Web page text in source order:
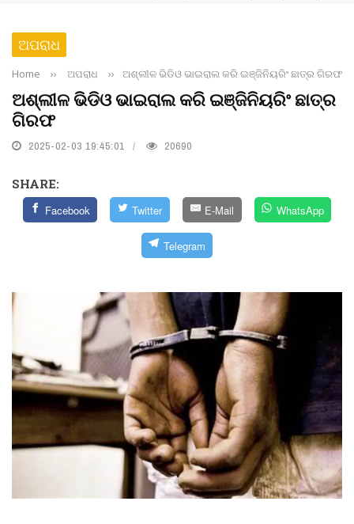
ଅପରାଧ
Home ›› ଅପରାଧ ›› ଅଶ୍ଲୀଳ ଭିଡିଓ ଭାଇରାଲ କରି ଇଞ୍ଜିନିୟରିଂ ଛାତ୍ର ଗିରଫ
ଅଶ୍ଲୀଳ ଭିଡିଓ ଭାଇରାଲ କରି ଇଞ୍ଜିନିୟରିଂ ଛାତ୍ର
ଗିରଫ
2025-02-03 19:45:01 20690
SHARE:
Facebook Twitter E-Mail WhatsApp
Telegram